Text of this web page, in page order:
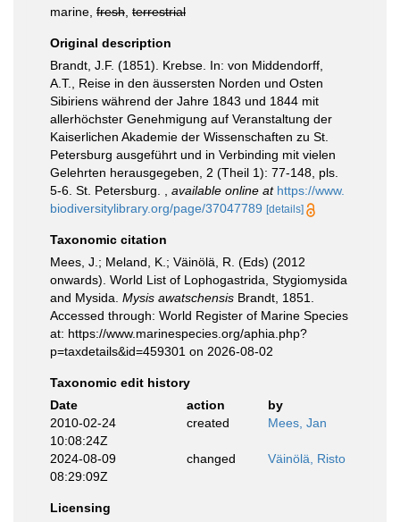
marine, fresh terrestrial
Original description
Brandt, J.F. (1851). Krebse. In: von Middendorff,
A.T., Reise in den äussersten Norden und Osten
Sibiriens während der Jahre 1843 und 1844 mit
allerhöchster Genehmigung auf Veranstaltung der
Kaiserlichen Akademie der Wissenschaften zu St.
Petersburg ausgeführt und in Verbinding mit vielen
Gelehrten herausgegeben, 2 (Theil 1): 77-148, pls.
5-6. St. Petersburg.
available online at https://www.
biodiversitylibrary.org/page/37047789 [details]
Taxonomic citation
Mees, J.; Meland, K.; Väinölä, R. (Eds) (2012
onwards). World List of Lophogastrida, Stygiomysida
and Mysida. Mysis awatschensis Brandt, 1851.
Accessed through: World Register of Marine Species
at: https://www.marinespecies.org/aphia.php?
p=taxdetails&id=459301 on 2026-08-02
Taxonomic edit history
Date
action
by
2010-02-24
10:08:24Z
created Mees, Jan
2024-08-09
08:29:09Z
changed Väinölä, Risto
Licensing